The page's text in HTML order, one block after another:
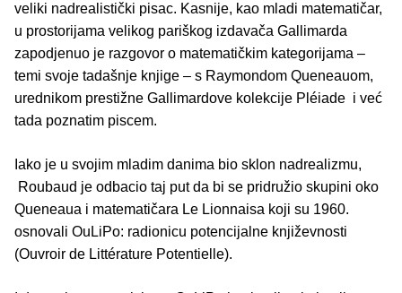
veliki nadrealistički pisac. Kasnije, kao mladi matematičar,
u prostorijama velikog pariškog izdavača Gallimarda
zapodjenuo je razgovor o matematičkim kategorijama –
temi svoje tadašnje knjige – s Raymondom Queneauom,
urednikom prestižne Gallimardove kolekcije Pléiade i već
tada poznatim piscem.
Iako je u svojim mladim danima bio sklon nadrealizmu,
Roubaud je odbacio taj put da bi se pridružio skupini oko
Queneaua i matematičara Le Lionnaisa koji su 1960.
osnovali OuLiPo: radionicu potencijalne književnosti
(Ouvroir de Littérature Potentielle).